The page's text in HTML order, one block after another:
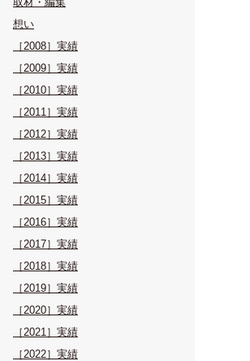
想い
［2008］実績
［2009］実績
［2010］実績
［2011］実績
［2012］実績
［2013］実績
［2014］実績
［2015］実績
［2016］実績
［2017］実績
［2018］実績
［2019］実績
［2020］実績
［2021］実績
［2022］実績